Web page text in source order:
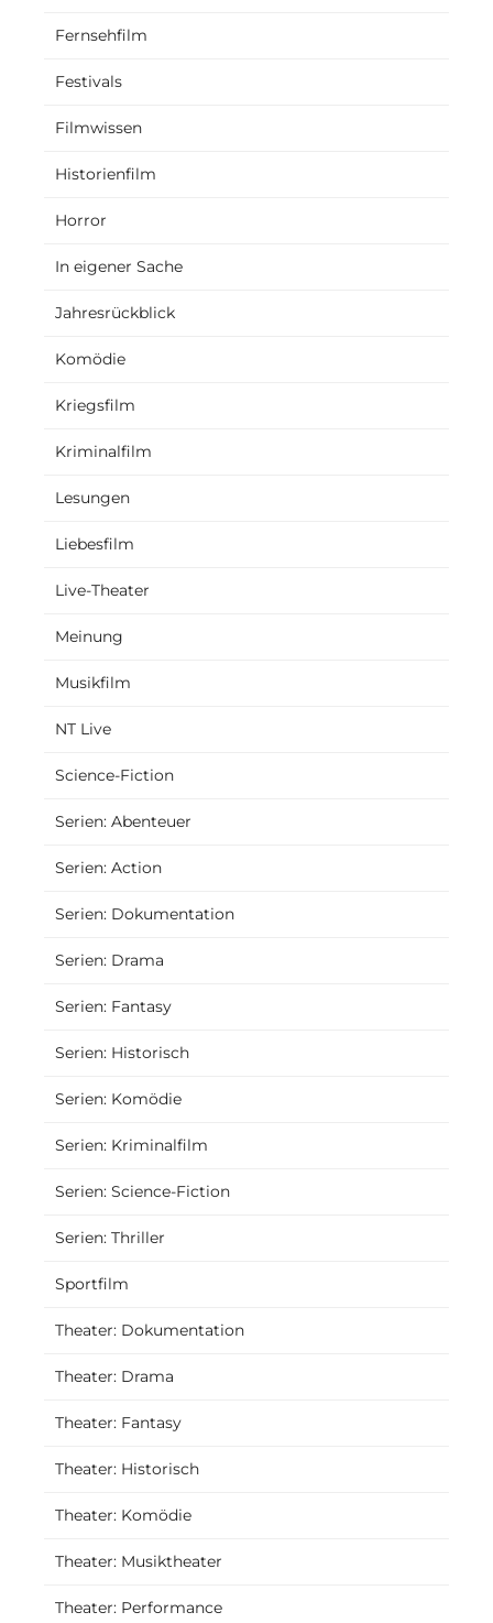
Fernsehfilm
Festivals
Filmwissen
Historienfilm
Horror
In eigener Sache
Jahresrückblick
Komödie
Kriegsfilm
Kriminalfilm
Lesungen
Liebesfilm
Live-Theater
Meinung
Musikfilm
NT Live
Science-Fiction
Serien: Abenteuer
Serien: Action
Serien: Dokumentation
Serien: Drama
Serien: Fantasy
Serien: Historisch
Serien: Komödie
Serien: Kriminalfilm
Serien: Science-Fiction
Serien: Thriller
Sportfilm
Theater: Dokumentation
Theater: Drama
Theater: Fantasy
Theater: Historisch
Theater: Komödie
Theater: Musiktheater
Theater: Performance